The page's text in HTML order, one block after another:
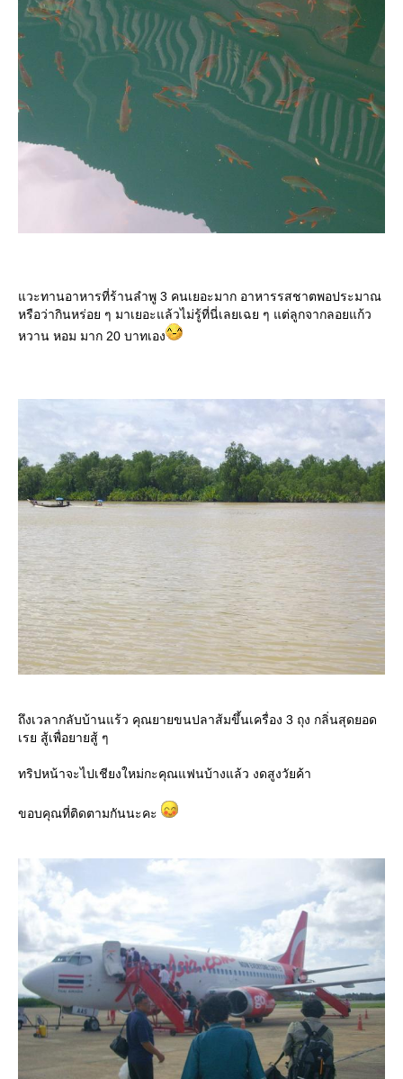
วะทานอาหารที่ร้านลำพู 3 คนเยอะมาก อาหารรสชาตพอประมาณ
หรือว่ากินหร่อย ๆ มาเยอะแล้วไม่รู้ที่นี่เลยเฉย ๆ แต่ลูกจากลอยแก้ว
หวาน หอม มาก 20 บาทเอง
ถึงเวลากลับบ้านแร้ว คุณยายขนปลาส้มขึ้นเครื่อง 3 ถุง กลิ่นสุดยอด
เรย สู้เพื่อยายสู้ ๆ
ทริปหน้าจะไปเชียงใหม่กะคุณแฟนบ้างแล้ว งดสูงวัยค้า
ขอบคุณที่ติดตามกันนะคะ